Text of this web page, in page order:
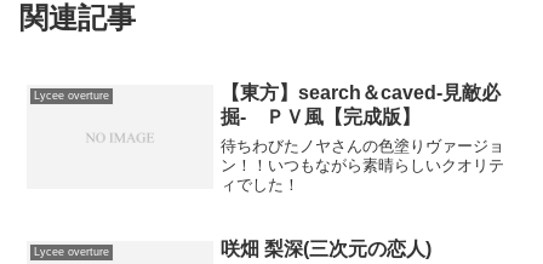
関連記事
Lycee overture
【東方】search＆caved-見敵必
掘- ＰＶ風【完成版】
待ちわびたノヤさんの色塗りヴァージョ
ン！！いつもながら素晴らしいクオリテ
ィでした！
Lycee overture 咲畑 梨深(三次元の恋人)